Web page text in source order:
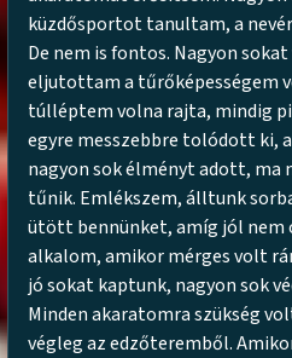
küzdősportot tanultam, a
De nem is fontos. Nagyon
eljutottam a tűrőképességem
túlléptem volna rajta, mindig
egyre messzebbre tolódott ki,
nagyon sok élményt adott,
tűnik. Emlékszem, álltunk
ütött bennünket, amíg jól nem
alkalom, amikor mérges volt
jó sokat kaptunk, nagyon sok
Minden akaratomra szükség
végleg az edzőteremből.